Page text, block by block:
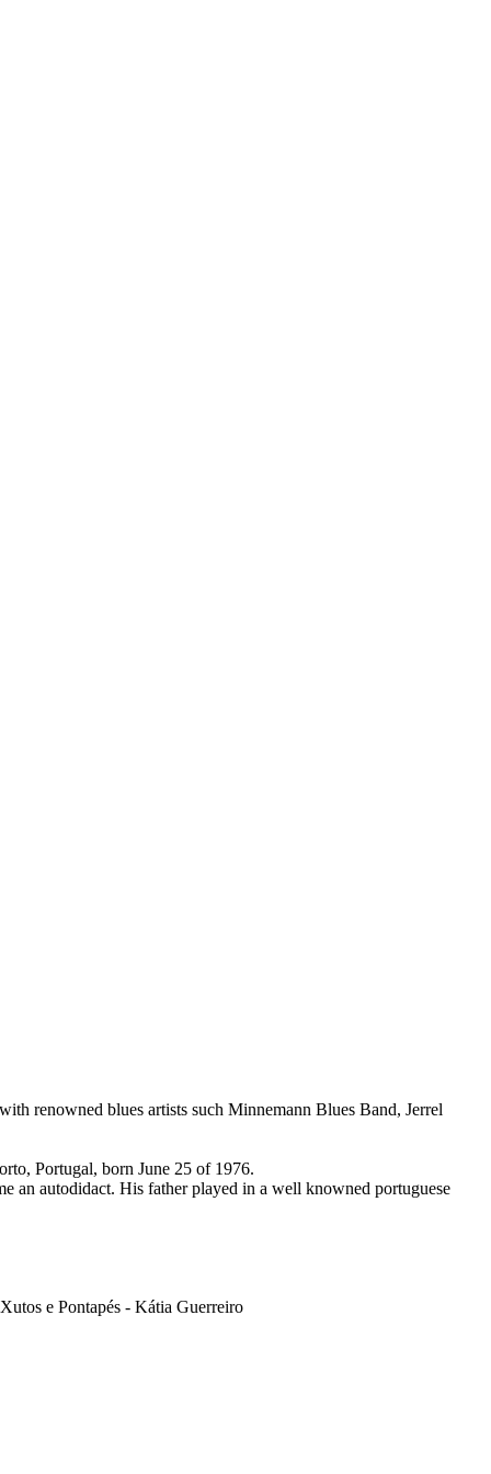
renowned blues artists such Minnemann Blues Band, Jerrel
Portugal, born June 25 of 1976.
an autodidact. His father played in a well knowned portuguese
e Pontapés - Kátia Guerreiro